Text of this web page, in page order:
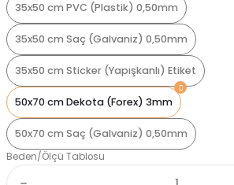
35x50 cm PVC (Plastik) 0,50mm
35x50 cm Saç (Galvaniz) 0,50mm
35x50 cm Sticker (Yapışkanlı) Etiket
50x70 cm Dekota (Forex) 3mm
50x70 cm Saç (Galvaniz) 0,50mm
Beden/Ölçü Tablosu